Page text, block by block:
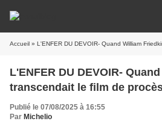
Accueil » L'ENFER DU DEVOIR- Quand William Friedkin
L'ENFER DU DEVOIR-
transcendait le film de
Publié le 07/08/2025 à 16:55
Par Michelio